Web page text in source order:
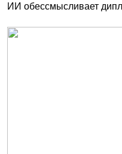
ИИ обессмысливает